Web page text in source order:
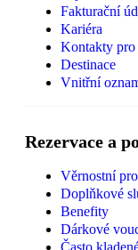
Fakturační
Kariéra
Kontakty pro
Destinace
Vnitřní
Rezervace a
Věrnostní
Doplňkové
Benefity
Dárkové
Často